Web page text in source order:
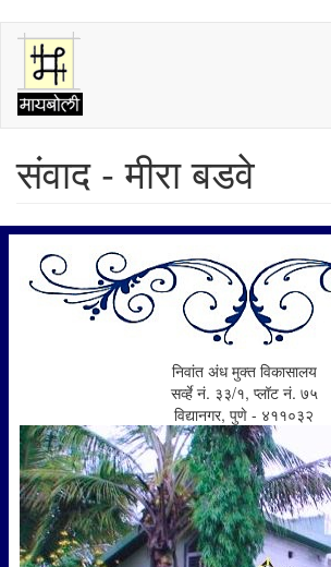
Skip
main
content
संवाद - मीरा बडवे
निवांत अंध मुक्त विकासालय
सर्व्हे नं. ३३/१, प्लॉट नं. ७५
विद्यानगर, पुणे - ४११०३२